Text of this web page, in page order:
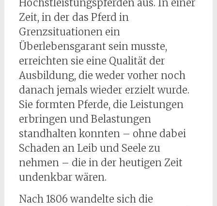
Höchstleistungspferden aus. In einer
Zeit, in der das Pferd in
Grenzsituationen ein
Überlebensgarant sein musste,
erreichten sie eine Qualität der
Ausbildung, die weder vorher noch
danach jemals wieder erzielt wurde.
Sie formten Pferde, die Leistungen
erbringen und Belastungen
standhalten konnten – ohne dabei
Schaden an Leib und Seele zu
nehmen – die in der heutigen Zeit
undenkbar wären.
Nach 1806 wandelte sich die